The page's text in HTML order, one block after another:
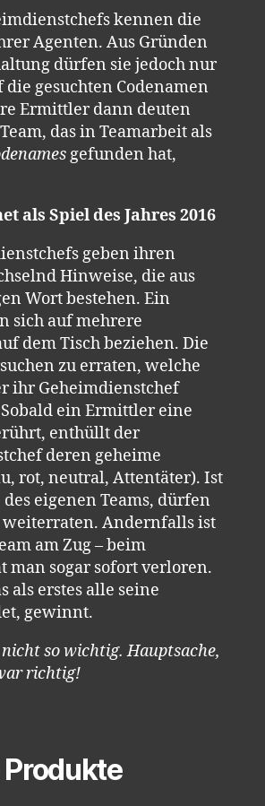
kennen die
Agenten. Aus Gründen
dürfen sie jedoch nur
gesuchten Codenamen
Ermittler dann deuten
das in Teamarbeit als
gefunden hat,
als Spiel des Jahres 2016
geben ihren
Hinweise, die aus
Wort bestehen. Ein
sich auf mehrere
dem Tisch beziehen. Die
zu erraten, welche
ihr Geheimdienstchef
ein Ermittler eine
enthüllt der
deren geheime
rot, neutral, Attentäter). Ist
eigenen Teams, dürfen
Andernfalls ist
am Zug – beim
man sogar sofort verloren.
als erstes alle seine
gewinnt.
so wichtig. Hauptsache,
richtig!